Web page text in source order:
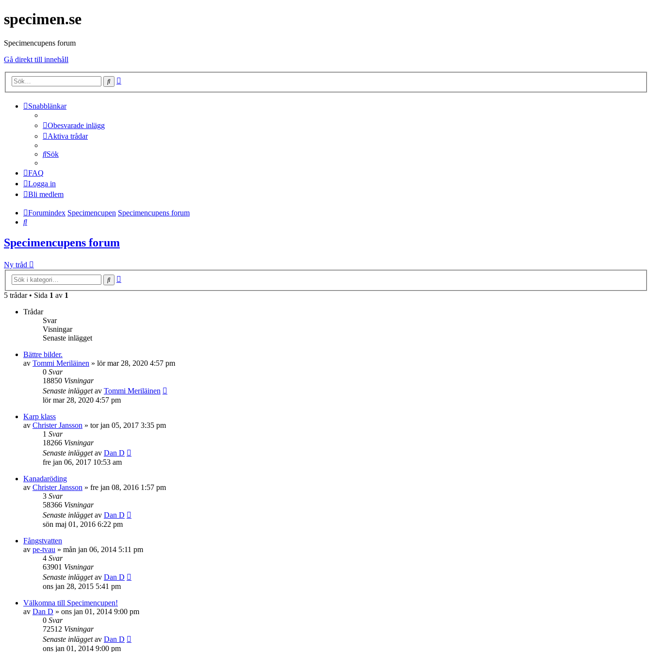
specimen.se
Specimencupens forum
Gå direkt till innehåll
Sök
Snabblänkar
Obesvarade inlägg
Aktiva trådar
Sök
FAQ
Logga in
Bli medlem
Forumindex Specimencupen Specimencupens forum
Sök
Specimencupens forum
Ny tråd
Sök
5 trådar • Sida 1 av 1
Trådar
Svar
Visningar
Senaste inlägget
Bättre bilder.
av Tommi Meriläinen » lör mar 28, 2020 4:57 pm
0 Svar
18850 Visningar
Senaste inläggetav Tommi Meriläinen
lör mar 28, 2020 4:57 pm
Karp klass
av Christer Jansson » tor jan 05, 2017 3:35 pm
1 Svar
18266 Visningar
Senaste inläggetav Dan D
fre jan 06, 2017 10:53 am
Kanadaröding
av Christer Jansson » fre jan 08, 2016 1:57 pm
3 Svar
58366 Visningar
Senaste inläggetav Dan D
sön maj 01, 2016 6:22 pm
Fångstvatten
av pe-tvau » mån jan 06, 2014 5:11 pm
4 Svar
63901 Visningar
Senaste inläggetav Dan D
ons jan 28, 2015 5:41 pm
Välkomna till Specimencupen!
av Dan D » ons jan 01, 2014 9:00 pm
0 Svar
72512 Visningar
Senaste inläggetav Dan D
ons jan 01, 2014 9:00 pm